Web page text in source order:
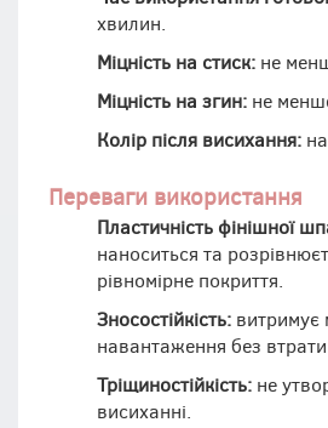
хвилин.
Міцність на стиск: не
Міцність на згин: не
Колір після висихання:
Переваги використання
Пластичність фінішної
наноситься та
рівномірне покриття.
Зносостійкість: витримує
навантаження без втрати
Тріщиностійкість: не
висиханні.